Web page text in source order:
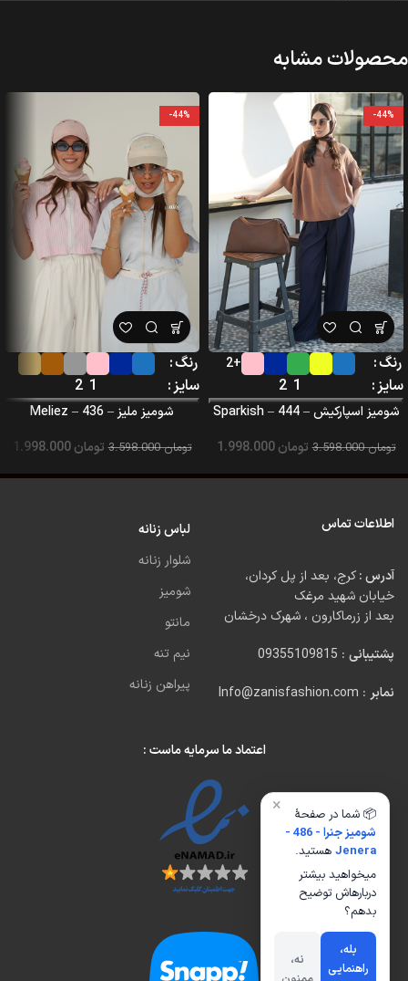
محصولات مشابه
-44%
رنگ +2
سایز 1
2
شومیز اسپارکیش – Sparkish – 444
تومان3.598.000 تومان1.998.000
-44%
رنگ
سایز
1
2
شومیز ملیز – Meliez – 436
تومان3.598.000 تومان1.998.000
اطلاعات تماس
آدرس :کرج، بعد از پل کردان،
خیابان شهید مرغک
بعد از زرماکارون ، شهرک درخشان
پشتیبانی : 09355109815
نمابر : Info@zanisfashion.com
لباس زنانه
شلوار زنانه
شومیز
مانتو
نیم تنه
پیراهن زنانه
اعتماد ما سرمایه ماست :
×
📦 شما در صفحهٔ
شومیز جنرا - 486 -
Jenera هستید.
میخواهید بیشتر
دربارهاش توضیح
بدهم؟
بله،
راهنمایی
نه،